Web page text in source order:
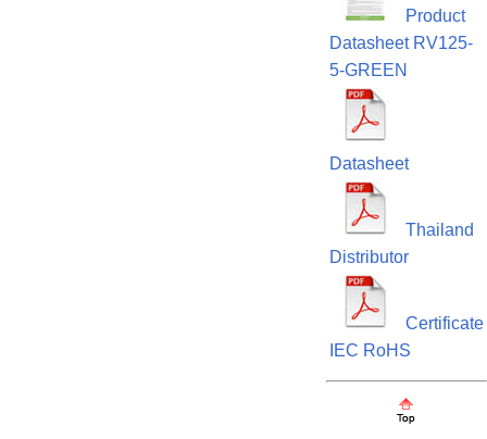
Product
Datasheet RV125-
5-GREEN
Datasheet
Thailand
Distributor
Certificate
IEC RoHS